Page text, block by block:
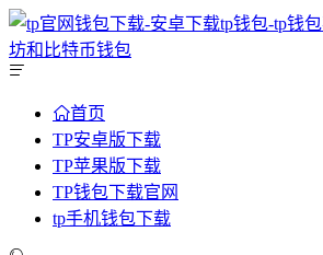
首页
TP安卓版下载
TP苹果版下载
TP钱包下载官网
tp手机钱包下载